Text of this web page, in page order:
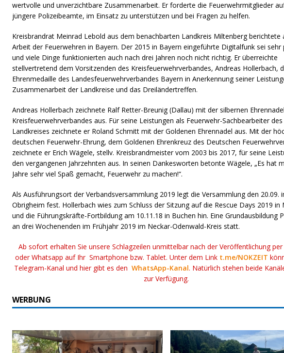
wertvolle und unverzichtbare Zusammenarbeit. Er forderte die Feuerwehrmitglieder
jüngere Polizeibeamte, im Einsatz zu unterstützen und bei Fragen zu helfen.
Kreisbrandrat Meinrad Lebold aus dem benachbarten Landkreis Miltenberg berichtete
Arbeit der Feuerwehren in Bayern. Der 2015 in Bayern eingeführte Digitalfunk sei sehr
und viele Dinge funktionierten auch nach drei Jahren noch nicht richtig. Er überreichte
stellvertretend dem Vorsitzenden des Kreisfeuerwehrverbandes, Andreas Hollerbach,
Ehrenmedaille des Landesfeuerwehrverbandes Bayern in Anerkennung seiner
Zusammenarbeit der Landkreise und das Dreiländertreffen.
Andreas Hollerbach zeichnete Ralf Retter-Breunig (Dallau) mit der silbernen
Kreisfeuerwehrverbandes aus. Für seine Leistungen als Feuerwehr-Sachbearbeiter des
Landkreises zeichnete er Roland Schmitt mit der Goldenen Ehrennadel aus. Mit der
deutschen Feuerwehr-Ehrung, dem Goldenen Ehrenkreuz des Deutschen
zeichnete er Erich Wägele, stellv. Kreisbrandmeister vom 2003 bis 2017, für seine
den vergangenen Jahrzehnten aus. In seinen Dankesworten betonte Wägele, „Es hat
Jahre sehr viel Spaß gemacht, Feuerwehr zu machen!“.
Als Ausführungsort der Verbandsversammlung 2019 legt die Versammlung den 20.09.
Obrigheim fest. Hollerbach wies zum Schluss der Sitzung auf die Rescue Days 2019 in
und die Führungskräfte-Fortbildung am 10.11.18 in Buchen hin. Eine Grundausbildung
an drei Wochenenden im Frühjahr 2019 im Neckar-Odenwald-Kreis statt.
Ab sofort erhalten Sie unsere Schlagzeilen unmittelbar nach der Veröffentlichung
oder Whatsapp auf Ihr Smartphone bzw. Tablet. Unter dem Link t.me/NOKZEIT
Telegram-Kanal und hier gibt es denWhatsApp-Kanal. Natürlich stehen beide
zur Verfügung.
WERBUNG